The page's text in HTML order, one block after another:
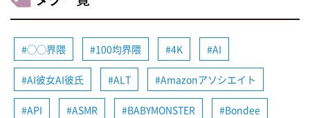
◯◯界隈 100均界隈 4K AI
AI彼女AI彼氏 ALT Amazonアソシエイト
API ASMR BABYMONSTER Bondee